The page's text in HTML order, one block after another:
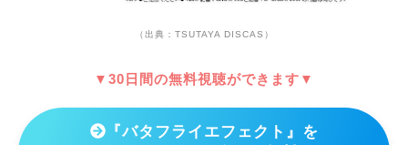
（出典：TSUTAYA DISCAS）
▼30日間の無料視聴ができます▼
『バタフライエフェクト』を